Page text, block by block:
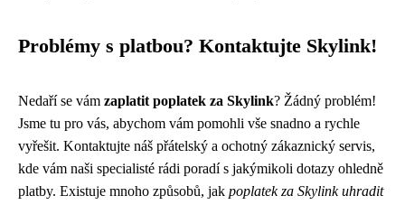
Problémy s platbou? Kontaktujte Skylink!
Nedaří se vám zaplatit poplatek za Skylink? Žádný problém!
Jsme tu pro vás, abychom vám pomohli vše snadno a rychle
vyřešit. Kontaktujte náš přátelský a ochotný zákaznický servis,
kde vám naši specialisté rádi poradí s jakýmikoli dotazy ohledně
platby. Existuje mnoho způsobů, jak poplatek za Skylink uhradit